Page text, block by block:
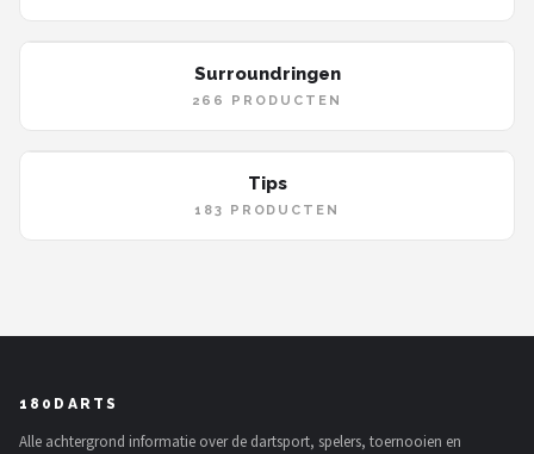
Surroundringen
266 PRODUCTEN
Tips
183 PRODUCTEN
180DARTS
Alle achtergrond informatie over de dartsport, spelers, toernooien en